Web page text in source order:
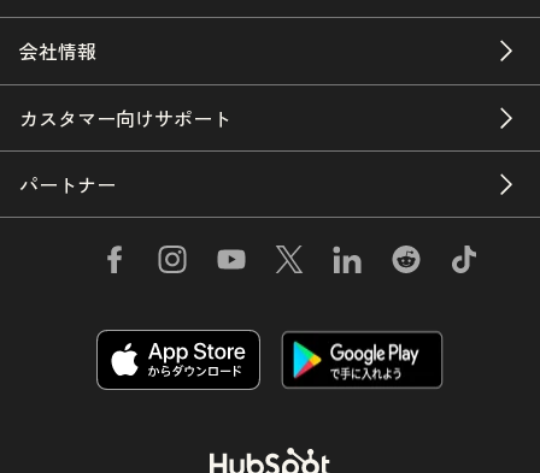
会社情報
カスタマー向けサポート
パートナー